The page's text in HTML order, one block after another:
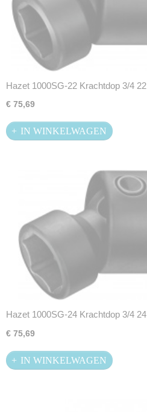
Hazet 1000SG-22 Krachtdop 3/4 22
€ 75,69
IN WINKELWAGEN
Hazet 1000SG-24 Krachtdop 3/4 24
€ 75,69
IN WINKELWAGEN